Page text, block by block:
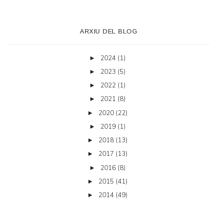
ARXIU DEL BLOG
► 2024 (1)
► 2023 (5)
► 2022 (1)
► 2021 (8)
► 2020 (22)
► 2019 (1)
► 2018 (13)
► 2017 (13)
► 2016 (8)
► 2015 (41)
► 2014 (49)